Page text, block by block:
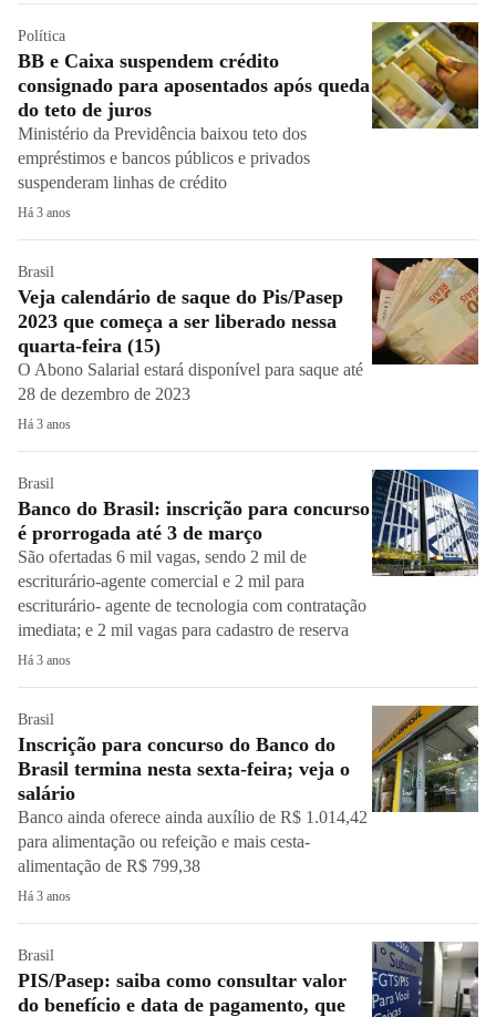
Política
BB e Caixa suspendem crédito
consignado para aposentados após queda
do teto de juros
Ministério da Previdência baixou teto dos
empréstimos e bancos públicos e privados
suspenderam linhas de crédito
Há 3 anos
Brasil
Veja calendário de saque do Pis/Pasep
2023 que começa a ser liberado nessa
quarta-feira (15)
O Abono Salarial estará disponível para saque até
28 de dezembro de 2023
Há 3 anos
Brasil
Banco do Brasil: inscrição para concurso
é prorrogada até 3 de março
São ofertadas 6 mil vagas, sendo 2 mil de
escriturário-agente comercial e 2 mil para
escriturário- agente de tecnologia com contratação
imediata; e 2 mil vagas para cadastro de reserva
Há 3 anos
Brasil
Inscrição para concurso do Banco do
Brasil termina nesta sexta-feira; veja o
salário
Banco ainda oferece ainda auxílio de R$ 1.014,42
para alimentação ou refeição e mais cesta-
alimentação de R$ 799,38
Há 3 anos
Brasil
PIS/Pasep: saiba como consultar valor
do benefício e data de pagamento, que